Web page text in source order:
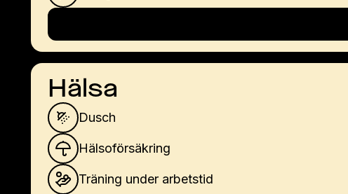
Hälsa
Dusch
Hälsoförsäkring
Träning under arbetstid